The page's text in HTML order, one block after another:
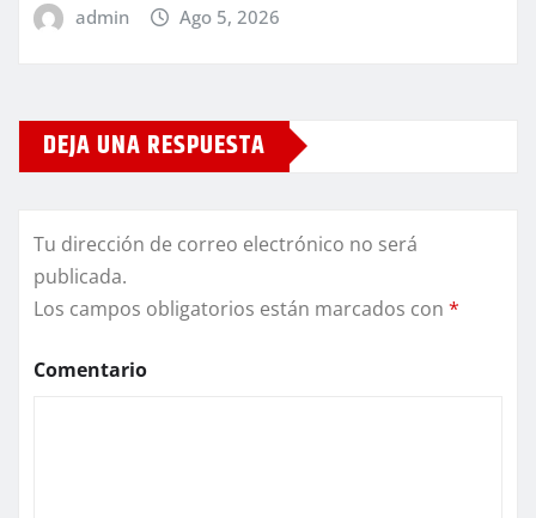
admin Ago 5, 2026
DEJA UNA RESPUESTA
Tu dirección de correo electrónico no será
publicada.
Los campos obligatorios están marcados con *
Comentario